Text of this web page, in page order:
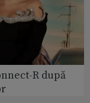
R după